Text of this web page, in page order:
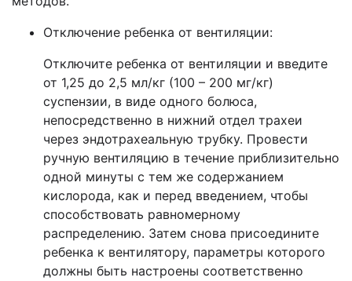
Отключение ребенка от вентиляции:
Отключите ребенка от вентиляции и введите
от 1,25 до 2,5 мл/кг (100 – 200 мг/кг)
суспензии, в виде одного болюса,
непосредственно в нижний отдел трахеи
через эндотрахеальную трубку. Провести
ручную вентиляцию в течение приблизительно
одной минуты с тем же содержанием
кислорода, как и перед введением, чтобы
способствовать равномерному
распределению. Затем снова присоедините
ребенка к вентилятору, параметры которого
должны быть настроены соответственно